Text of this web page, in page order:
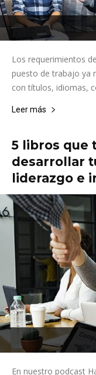
Los requerimientos
puesto de trabajo ya
con títulos, idiomas,
Leer más
5 libros que
desarrollar
liderazgo e
En nuestro podcast